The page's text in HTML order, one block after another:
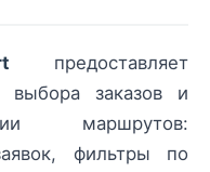
предоставляет
выбора заказов и
маршрутов:
фильтры по